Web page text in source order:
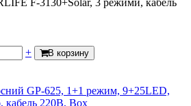
+ В корзину